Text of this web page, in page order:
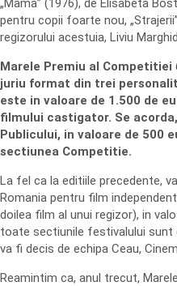
„Mama” (1976), de Elisabeta
pentru copii foarte nou,
regizorului acestuia, Liviu
Marele Premiu al Competitiei
juriu format din trei
este in valoare de 1.500 de
filmului castigator. Se
Publicului, in valoare de 500
sectiunea Competitie.
La fel ca la editiile precedente,
Romania pentru film
doilea film al unui regizor), in
toate sectiunile festivalului sunt
va fi decis de echipa Ceau,
Reamintim ca, anul trecut,